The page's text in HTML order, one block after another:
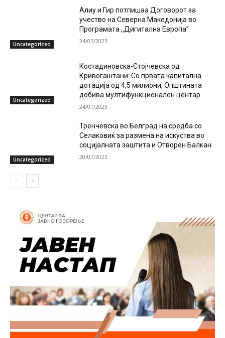
Uncategorized
Алиу и Гир потпишаа Договорот за
учество на Северна Македонија во
Програмата ,,Дигитална Европа”
24/07/2023
Uncategorized
Костадиновска-Стојчевска од
Кривогаштани: Со првата капитална
дотација од 4,5 милиони, Општината
добива мултифункционален центар
24/07/2023
Uncategorized
Тренчевска во Белград на средба со
Селаковиќ за размена на искуства во
социјалната заштита и Отворен Балкан
20/07/2023